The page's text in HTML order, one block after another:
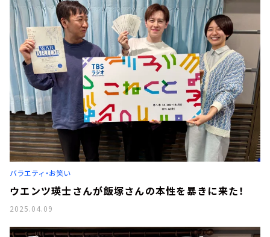
バラエティ・お笑い
ウエンツ瑛士さんが飯塚さんの本性を暴きに来た！
2025.04.09